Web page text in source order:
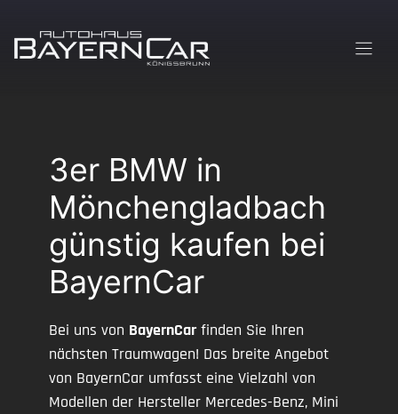
Inhalt
springen
3er BMW in
Mönchengladbach
günstig kaufen bei
BayernCar
Bei uns von BayernCar finden Sie Ihren
nächsten Traumwagen! Das breite Angebot
von BayernCar umfasst eine Vielzahl von
Modellen der Hersteller Mercedes-Benz, Mini